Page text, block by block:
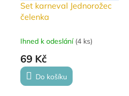
Set karneval Jednorožec
čelenka
Ihned k odeslání (4 ks)
69 Kč
Do košíku